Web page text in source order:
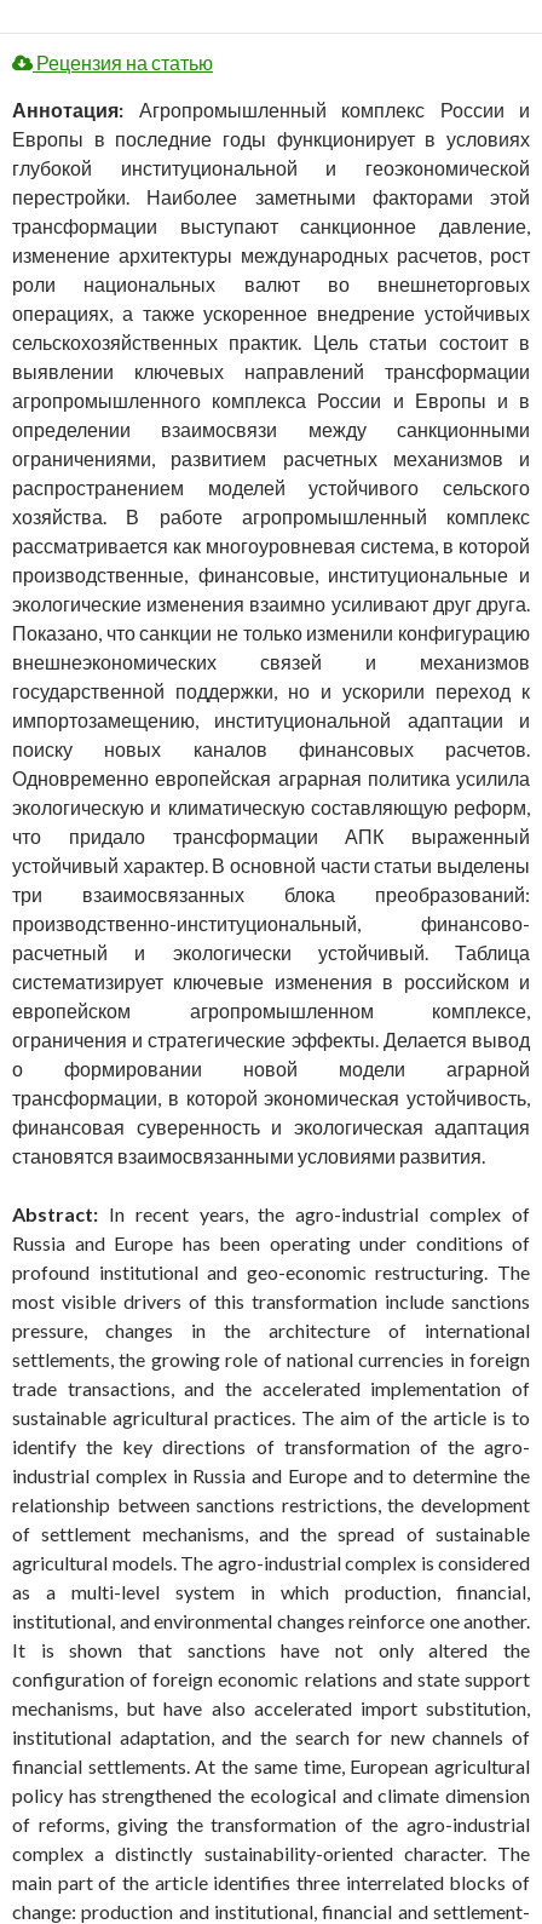
Рецензия на статью
Аннотация: Агропромышленный комплекс России и
Европы в последние годы функционирует в условиях
глубокой институциональной и геоэкономической
перестройки. Наиболее заметными факторами этой
трансформации выступают санкционное давление,
изменение архитектуры международных расчетов, рост
роли национальных валют во внешнеторговых
операциях, а также ускоренное внедрение устойчивых
сельскохозяйственных практик. Цель статьи состоит в
выявлении ключевых направлений трансформации
агропромышленного комплекса России и Европы и в
определении взаимосвязи между санкционными
ограничениями, развитием расчетных механизмов и
распространением моделей устойчивого сельского
хозяйства. В работе агропромышленный комплекс
рассматривается как многоуровневая система, в которой
производственные, финансовые, институциональные и
экологические изменения взаимно усиливают друг друга.
Показано, что санкции не только изменили конфигурацию
внешнеэкономических связей и механизмов
государственной поддержки, но и ускорили переход к
импортозамещению, институциональной адаптации и
поиску новых каналов финансовых расчетов.
Одновременно европейская аграрная политика усилила
экологическую и климатическую составляющую реформ,
что придало трансформации АПК выраженный
устойчивый характер. В основной части статьи выделены
три взаимосвязанных блока преобразований:
производственно-институциональный, финансово-
расчетный и экологически устойчивый. Таблица
систематизирует ключевые изменения в российском и
европейском агропромышленном комплексе,
ограничения и стратегические эффекты. Делается вывод
о формировании новой модели аграрной
трансформации, в которой экономическая устойчивость,
финансовая суверенность и экологическая адаптация
становятся взаимосвязанными условиями развития.
Abstract: In recent years, the agro-industrial complex of
Russia and Europe has been operating under conditions of
profound institutional and geo-economic restructuring. The
most visible drivers of this transformation include sanctions
pressure, changes in the architecture of international
settlements, the growing role of national currencies in foreign
trade transactions, and the accelerated implementation of
sustainable agricultural practices. The aim of the article is to
identify the key directions of transformation of the agro-
industrial complex in Russia and Europe and to determine the
relationship between sanctions restrictions, the development
of settlement mechanisms, and the spread of sustainable
agricultural models. The agro-industrial complex is considered
as a multi-level system in which production, financial,
institutional, and environmental changes reinforce one another.
It is shown that sanctions have not only altered the
configuration of foreign economic relations and state support
mechanisms, but have also accelerated import substitution,
institutional adaptation, and the search for new channels of
financial settlements. At the same time, European agricultural
policy has strengthened the ecological and climate dimension
of reforms, giving the transformation of the agro-industrial
complex a distinctly sustainability-oriented character. The
main part of the article identifies three interrelated blocks of
change: production and institutional, financial and settlement-